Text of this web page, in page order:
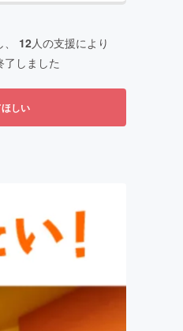
12人の支援により
了しました
しい